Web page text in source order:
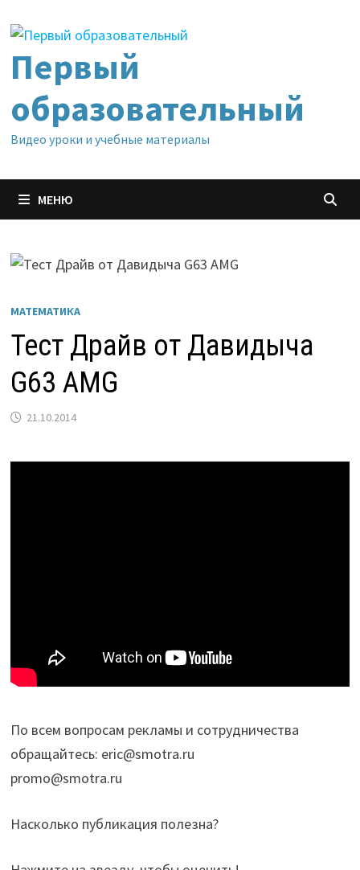
содержимому
Первый
образовательный
Видео уроки и учебные материалы
МЕНЮ
МАТЕМАТИКА
Тест Драйв от Давидыча
G63 AMG
21.10.2014
По всем вопросам рекламы и сотрудничества
обращайтесь: eric@smotra.ru
promo@smotra.ru
Насколько публикация полезна?